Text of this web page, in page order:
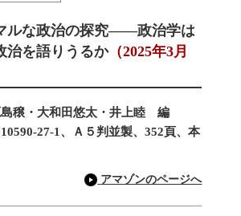
ルな政治の探究——政治学は
治を語りうるか（2025年3月
穣・大和田悠太・井上睦 編
27-1、Ａ５判並製、352頁、本
アマゾンのページへ